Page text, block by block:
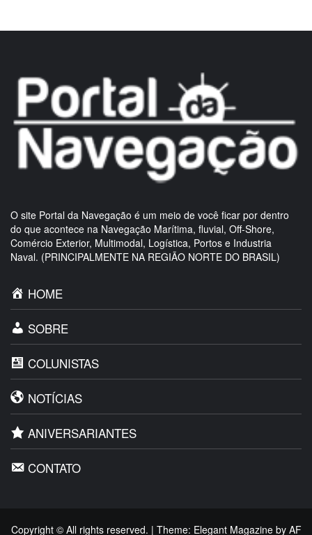
O site Portal da Navegação é um meio de você ficar por dentro
do que acontece na Navegação Marítima, fluvial, Off-Shore,
Comércio Exterior, Multimodal, Logística, Portos e Industria
Naval. (PRINCIPALMENTE NA REGIÃO NORTE DO BRASIL)
HOME
SOBRE
COLUNISTAS
NOTÍCIAS
ANIVERSARIANTES
CONTATO
Copyright © All rights reserved. | Theme: Elegant Magazineby AF